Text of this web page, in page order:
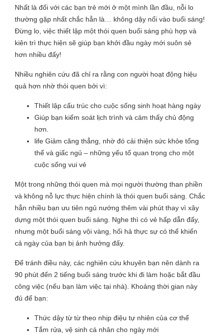
Nhất là đối với các bạn trẻ mới ở một mình lần đầu, nỗi lo
thường gặp nhất chắc hẳn là… không dậy nổi vào buổi sáng!
Đừng lo, việc thiết lập một thói quen buổi sáng phù hợp và
kiên trì thực hiện sẽ giúp bạn khởi đầu ngày mới suôn sẻ
hơn nhiều đấy!
Nhiều nghiên cứu đã chỉ ra rằng con người hoạt động hiệu
quả hơn nhờ thói quen bởi vì:
Thiết lập cấu trúc cho cuộc sống sinh hoạt hàng ngày
Giúp bạn kiểm soát lịch trình và cảm thấy chủ động
hơn.
life Giảm căng thẳng, nhờ đó cải thiện sức khỏe tổng
thể và giấc ngủ – những yếu tố quan trọng cho một
cuộc sống vui vẻ
Một trong những thói quen mà mọi người thường than phiền
và không nỗ lực thực hiện chính là thói quen buổi sáng. Chắc
hẳn nhiều bạn ưu tiên ngủ nướng thêm vài phút thay vì xây
dựng một thói quen buổi sáng. Nghe thì có vẻ hấp dẫn đấy,
nhưng một buổi sáng vội vàng, hối hả thực sự có thể khiến
cả ngày của bạn bị ảnh hưởng đấy.
Để tránh điều này, các nghiên cứu khuyên bạn nên dành ra
90 phút đến 2 tiếng buổi sáng trước khi đi làm hoặc bắt đầu
công việc (nếu bạn làm việc tại nhà). Khoảng thời gian này
đủ để bạn:
Thức dậy từ từ theo nhịp điệu tự nhiên của cơ thể
Tắm rửa, vệ sinh cá nhân cho ngày mới